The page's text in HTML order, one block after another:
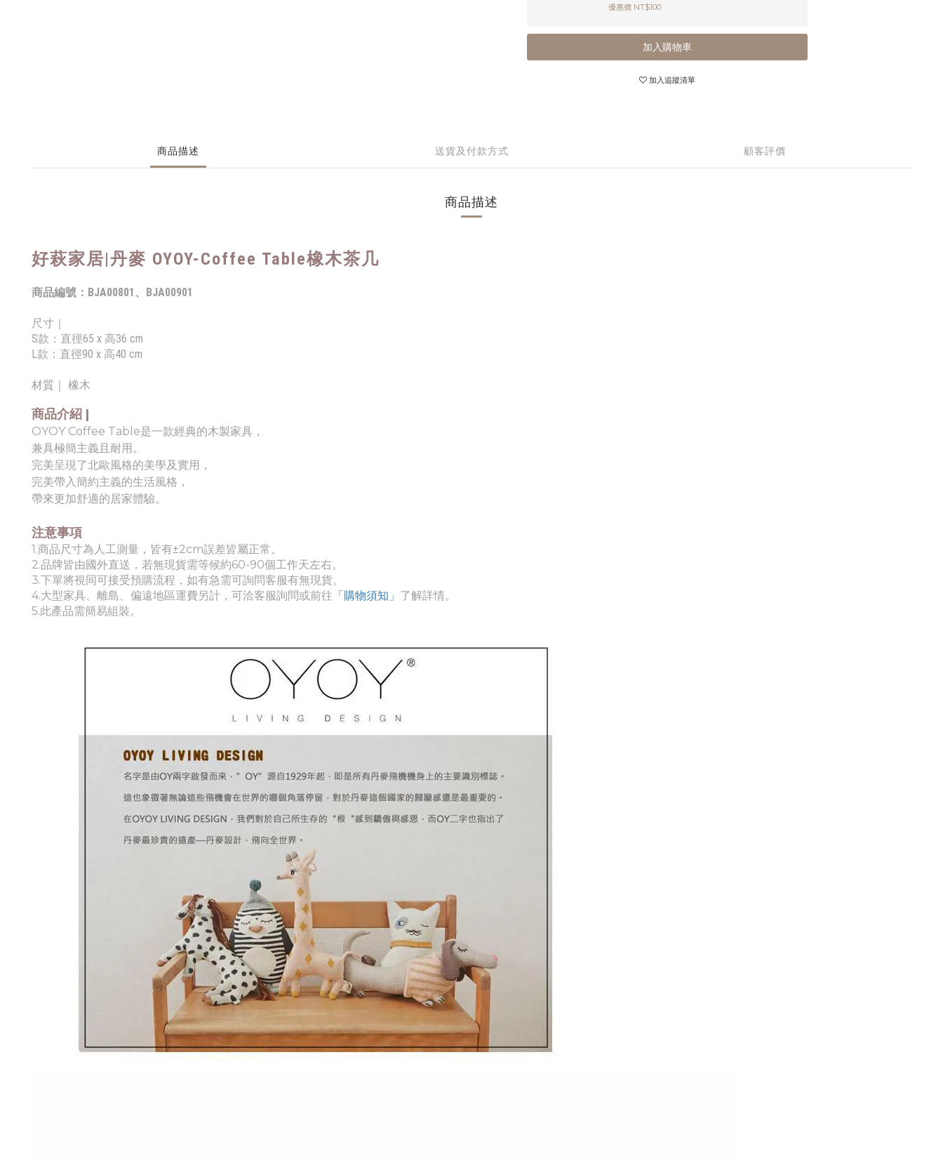
優惠價 NT$100
加入購物車
加入追蹤清單
商品描述 送貨及付款方式 顧客評價
商品描述
好萩家居|丹麥 OYOY-Coffee Table橡木茶几
商品編號： BJA00801、BJA00901
尺寸｜
S款：直徑65 x 高36 cm
L款：直徑90 x 高40 cm
材質｜ 橡木
商品介紹 |
OYOY Coffee Table是一款經典的木製家具，
兼具極簡主義且耐用。
完美呈現了北歐風格的美學及實用，
完美帶入簡約主義的生活風格，
帶來更加舒適的居家體驗。
注意事項
1.商品尺寸為人工測量，皆有±2cm誤差皆屬正常。
2.品牌皆由國外直送，若無現貨需等候約60-90個工作天左右。
3.下單將視同可接受預購流程，如有急需可詢問客服有無現貨。
4.大型家具、離島、偏遠地區運費另計，可洽客服詢問或前往 「購物須知」 了解詳情。
5.此產品需簡易組裝。